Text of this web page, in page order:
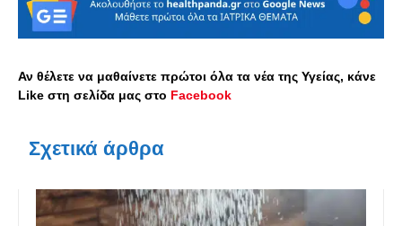
Αν θέλετε να μαθαίνετε πρώτοι όλα τα νέα της Υγείας, κάνε
Like στη σελίδα μας στο Facebook
Σχετικά άρθρα